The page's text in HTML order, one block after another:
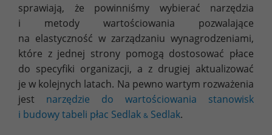
sprawiają, że powinniśmy wybierać narzędzia
i metody wartościowania pozwalające
na elastyczność w zarządzaniu wynagrodzeniami,
które z jednej strony pomogą dostosować płace
do specyfiki organizacji, a z drugiej aktualizować
je w kolejnych latach. Na pewno wartym rozważenia
jest narzędzie do wartościowania stanowisk
i budowy tabeli płac Sedlak & Sedlak.